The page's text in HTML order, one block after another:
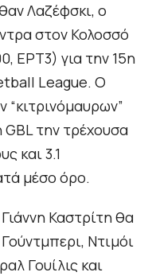
Λαζέφσκι, ο
στον Κολοσσό
ΕΡΤ3) για την 15η
League. Ο
GBL την τρέχουσα
και 3.1
μέσο όρο.
Καστρίτη θα
Ντιμόι
Γουίλις και